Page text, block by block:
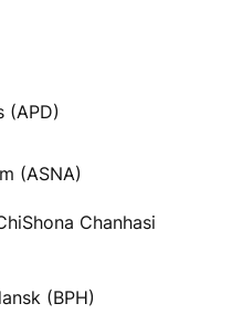
(APD)
(ASNA)
Chanhasi
(BPH)